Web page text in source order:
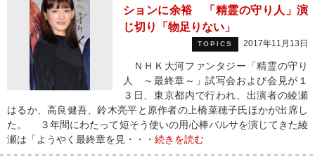
ションに余裕 「精霊の守り人」演
じ切り「物足りない」
TOPICS 2017年11月13日
ＮＨＫ大河ファンタジー「精霊の守り
人 ～最終章～」試写会および会見が１
３日、東京都内で行われ、出演者の綾瀬
はるか、高良健吾、鈴木亮平と原作者の上橋菜穂子氏ほかが出席し
た。 ３年間にわたって短そう使いの用心棒バルサを演じてきた綾
瀬は「ようやく最終章を見・・・ 続きを読む